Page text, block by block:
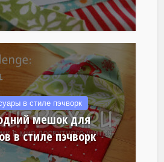
в стиле пэчворк
мешок для
в стиле пэчворк